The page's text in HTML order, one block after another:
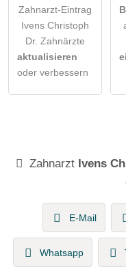
Zahnarzt-Eintrag
Ivens Christoph
Dr. Zahnärzte
aktualisieren
oder verbessern
Zahnarzt Ivens
E-Mail
Whatsapp